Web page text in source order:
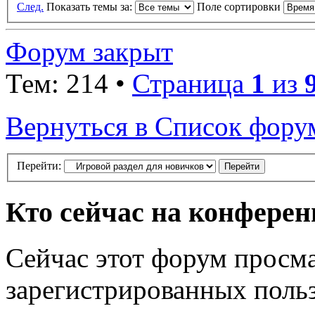
След. Показать темы за: Поле сортировки
Форум закрыт
Тем: 214 • Страница 1 из
Вернуться в Список
Перейти:
Кто сейчас на
Сейчас этот форум
зарегистрированных